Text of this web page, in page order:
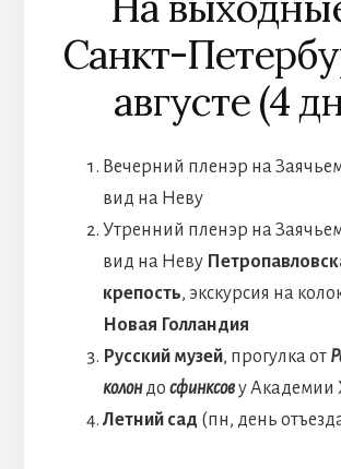
Санкт-
августе (4
Вечерний пленэр на
вид на Неву
Утренний пленэр на
вид на Неву
крепость, экскурсия на
Новая Голландия
Русский музей, прогулка от
колондо сфинксову Академии
Летний сад (пн, день